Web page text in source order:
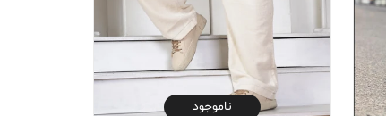
ناموجود